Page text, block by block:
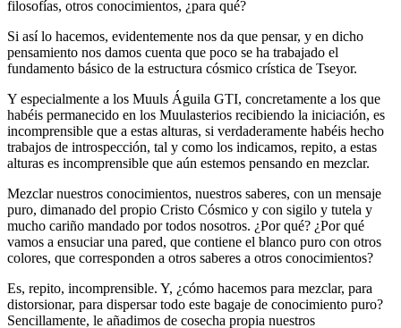
filosofías, otros conocimientos, ¿para qué?
Si así lo hacemos, evidentemente nos da que pensar, y en dicho
pensamiento nos damos cuenta que poco se ha trabajado el
fundamento básico de la estructura cósmico crística de Tseyor.
Y especialmente a los Muuls Águila GTI, concretamente a los que
habéis permanecido en los Muulasterios recibiendo la iniciación, es
incomprensible que a estas alturas, si verdaderamente habéis hecho
trabajos de introspección, tal y como los indicamos, repito, a estas
alturas es incomprensible que aún estemos pensando en mezclar.
Mezclar nuestros conocimientos, nuestros saberes, con un mensaje
puro, dimanado del propio Cristo Cósmico y con sigilo y tutela y
mucho cariño mandado por todos nosotros. ¿Por qué? ¿Por qué
vamos a ensuciar una pared, que contiene el blanco puro con otros
colores, que corresponden a otros saberes a otros conocimientos?
Es, repito, incomprensible. Y, ¿cómo hacemos para mezclar, para
distorsionar, para dispersar todo este bagaje de conocimiento puro?
Sencillamente, le añadimos de cosecha propia nuestros